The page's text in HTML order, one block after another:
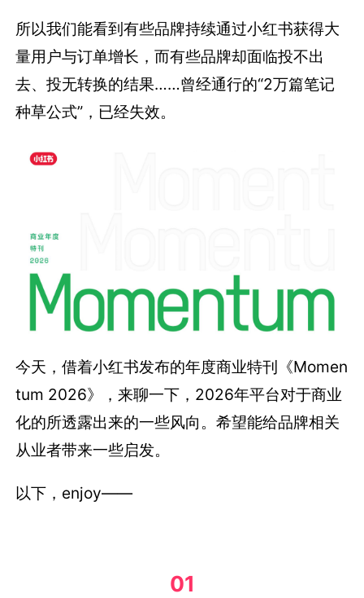
所以我们能看到有些品牌持续通过小红书获得大
量用户与订单增长，而有些品牌却面临投不出
去、投无转换的结果……曾经通行的“2万篇笔记
种草公式”，已经失效。
今天，借着小红书发布的年度商业特刊《Momen
tum 2026》，来聊一下，2026年平台对于商业
化的所透露出来的一些风向。希望能给品牌相关
从业者带来一些启发。
以下，enjoy——
01